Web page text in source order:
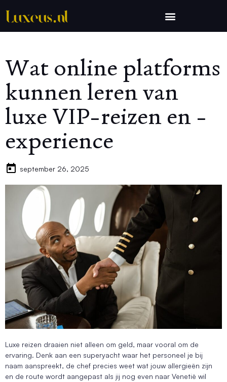
Wat online platforms
kunnen leren van
luxe VIP-reizen en -
experience
september 26, 2025
Luxe reizen draaien niet alleen om geld, maar vooral om de
ervaring. Denk aan een superyacht waar het personeel je bij
naam aanspreekt, de chef precies weet wat jouw allergieën zijn
en de route wordt aangepast als jij nog even naar Venetië wil